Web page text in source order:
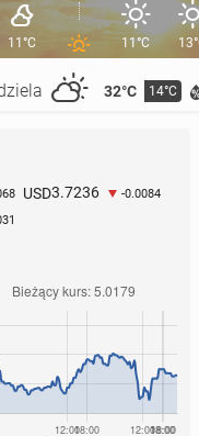
32°C 14°C
11°C 11°C
USD3.7236 -0.0084